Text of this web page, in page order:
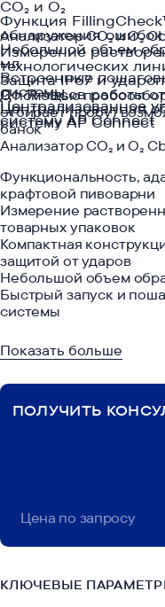
Делимся
CO₂ и O₂
Функция
обнаружения
Небольшой объем
мл
Встроенные
системы
Централизованное
систему AP Connect
Анализатор CO₂ и O₂
Измерение
технологических
Защита IP67 и
До 11 часов работы
Централизованная
систему AP Connect
С помощью
отбирает пробу)
банок
Анализатор CO₂ и O₂
Функциональность,
крафтовой пивоварни
Измерение
товарных упаковок
Компактная
защитой от ударов
Небольшой объем
Быстрый запуск и
системы
Показать больше
КЛЮЧЕВЫЕ
ПОЛУЧИТЬ
Цена по запросу